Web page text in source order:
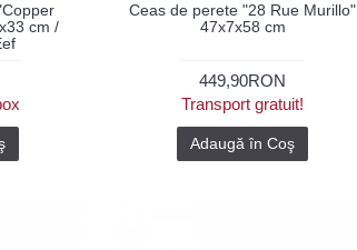
cm /
Ceas de perete "28 Rue Murillo"
47x7x58 cm
449,90RON
Transport gratuit!
Adaugă în Coş